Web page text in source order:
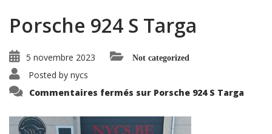
Porsche 924 S Targa
5 novembre 2023 Not categorized
Posted by nycs
Commentaires fermés sur Porsche 924 S Targa